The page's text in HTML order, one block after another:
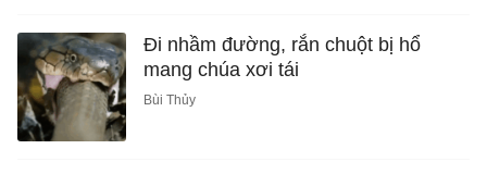
Đi nhầm đường, rắn chuột bị hổ
mang chúa xơi tái
Bùi Thủy